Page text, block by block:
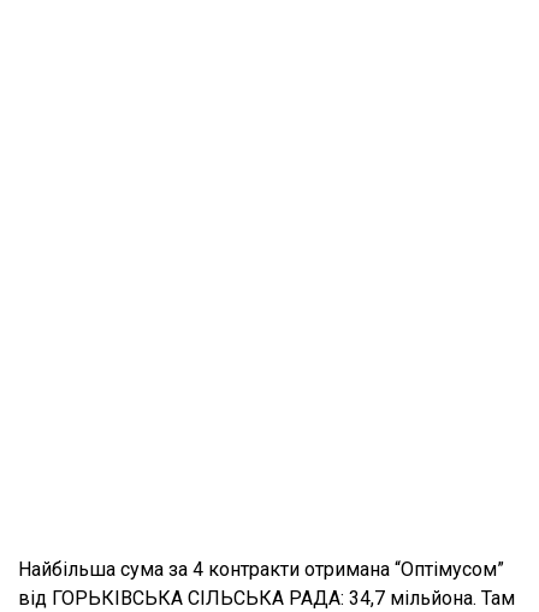
Найбільша сума за 4 контракти отримана “Оптімусом”
від ГОРЬКІВСЬКА СІЛЬСЬКА РАДА: 34,7 мільйона. Там